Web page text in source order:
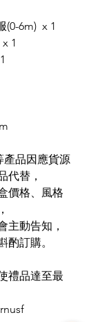
(0-6m) x 1
1
產品因應貨源
代替，
價格、風格
主動告知，
酌訂購。
禮品達至最